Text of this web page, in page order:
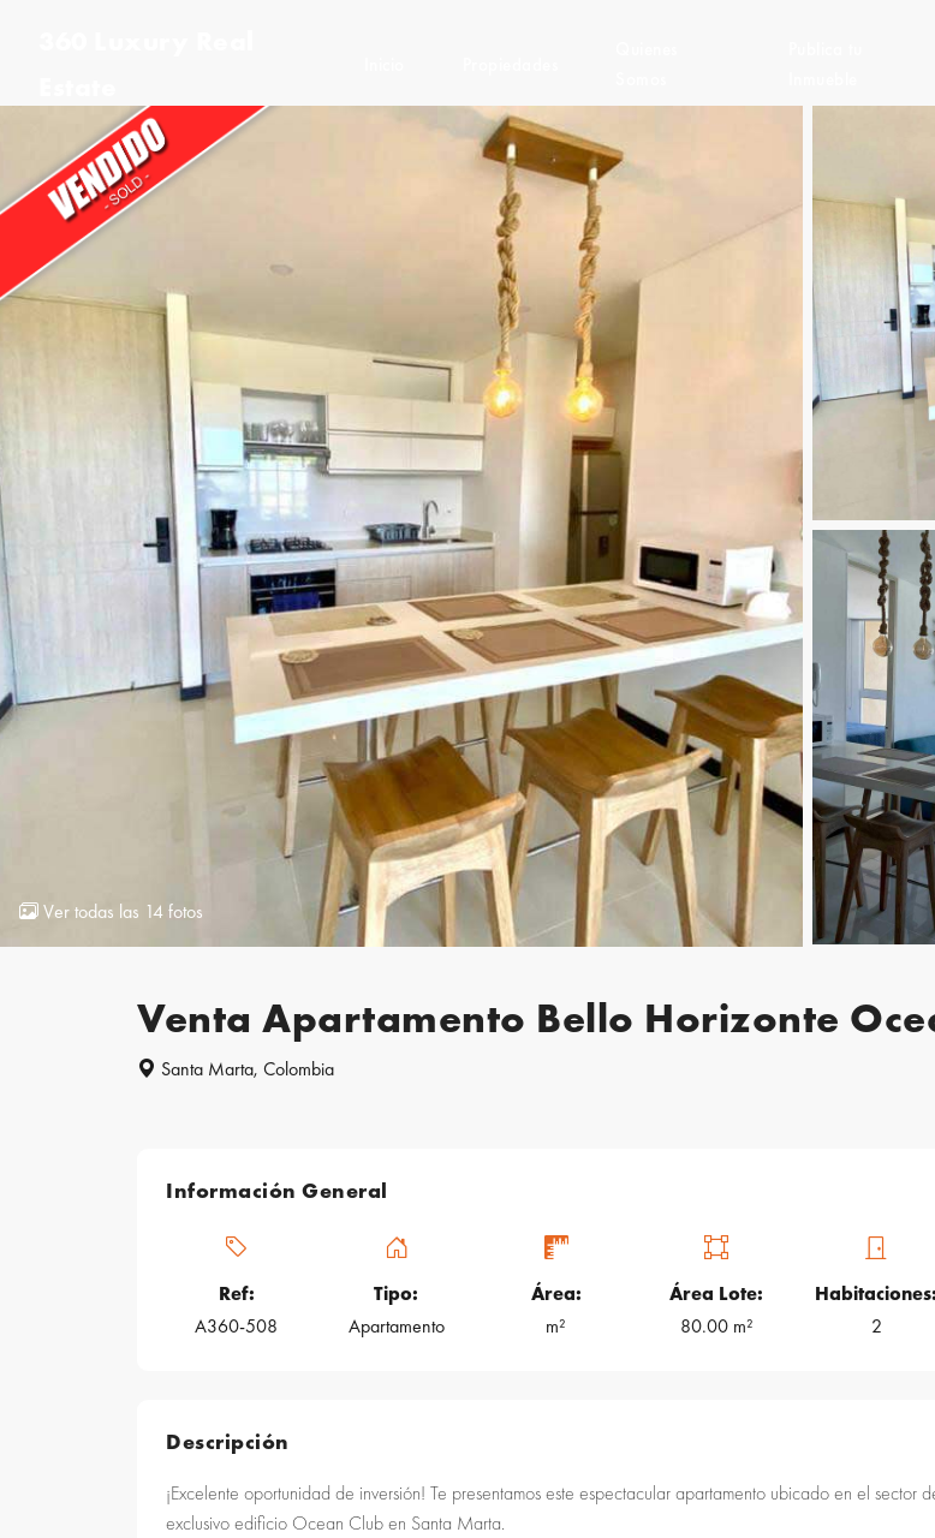
Ver todas las 14 fotos
Venta Apartamento Bello Horizonte
Santa Marta, Colombia
Información General
Ref:
A360-508
Tipo:
Apartamento
Área:
m²
Área Lote:
80.00 m²
Habitaciones:
2
Descripción
¡Excelente oportunidad de inversión! Te presentamos este espectacular apartamento ubicado en el sector
exclusivo edificio Ocean Club en Santa Marta.